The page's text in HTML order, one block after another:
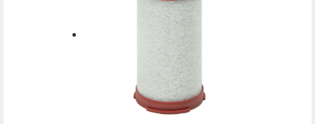
AUTENTIFICARE